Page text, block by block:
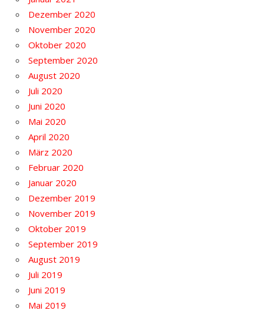
Dezember 2020
November 2020
Oktober 2020
September 2020
August 2020
Juli 2020
Juni 2020
Mai 2020
April 2020
März 2020
Februar 2020
Januar 2020
Dezember 2019
November 2019
Oktober 2019
September 2019
August 2019
Juli 2019
Juni 2019
Mai 2019